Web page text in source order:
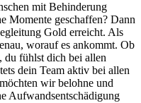
mit Behinderung
Momente geschaffen? Dann
Gold erreicht. Als
worauf es ankommt. Ob
du fühlst dich bei allen
dein Team aktiv bei allen
wir belohne und
Aufwandsentschädigung